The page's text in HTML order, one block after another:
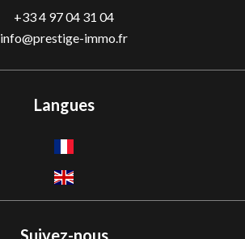
+33 4 97 04 31 04
info@prestige-immo.fr
Langues
Suivez-nous